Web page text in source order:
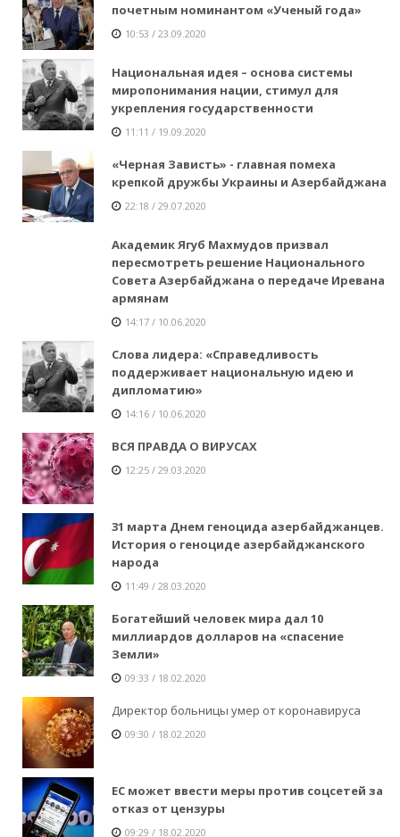
почетным номинантом «Ученый года»
10:53 / 23.09.2020
Национальная идея – основа системы
миропонимания нации, стимул для
укрепления государственности
11:11 / 19.09.2020
«Черная Зависть» - главная помеха
крепкой дружбы Украины и Азербайджана
22:18 / 29.07.2020
Академик Ягуб Махмудов призвал
пересмотреть решение Национального
Совета Азербайджана о передаче Иревана
армянам
14:17 / 10.06.2020
Слова лидера: «Справедливость
поддерживает национальную идею и
дипломатию»
14:16 / 10.06.2020
ВСЯ ПРАВДА О ВИРУСАХ
12:25 / 29.03.2020
31 марта Днем геноцида азербайджанцев.
История о геноциде азербайджанского
народа
11:49 / 28.03.2020
Богатейший человек мира дал 10
миллиардов долларов на «спасение
Земли»
09:33 / 18.02.2020
Директор больницы умер от коронавируса
09:30 / 18.02.2020
ЕС может ввести меры против соцсетей за
отказ от цензуры
09:29 / 18.02.2020